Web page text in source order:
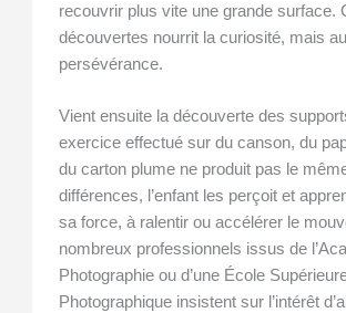
recouvrir plus vite une grande surface.
découvertes nourrit la curiosité, mais
persévérance.
Vient ensuite la découverte des
exercice effectué sur du canson, du
du carton plume ne produit pas le
différences, l’enfant les perçoit et
sa force, à ralentir ou accélérer le
nombreux professionnels issus de
Photographie ou d’une École
Photographique insistent sur l’intérêt